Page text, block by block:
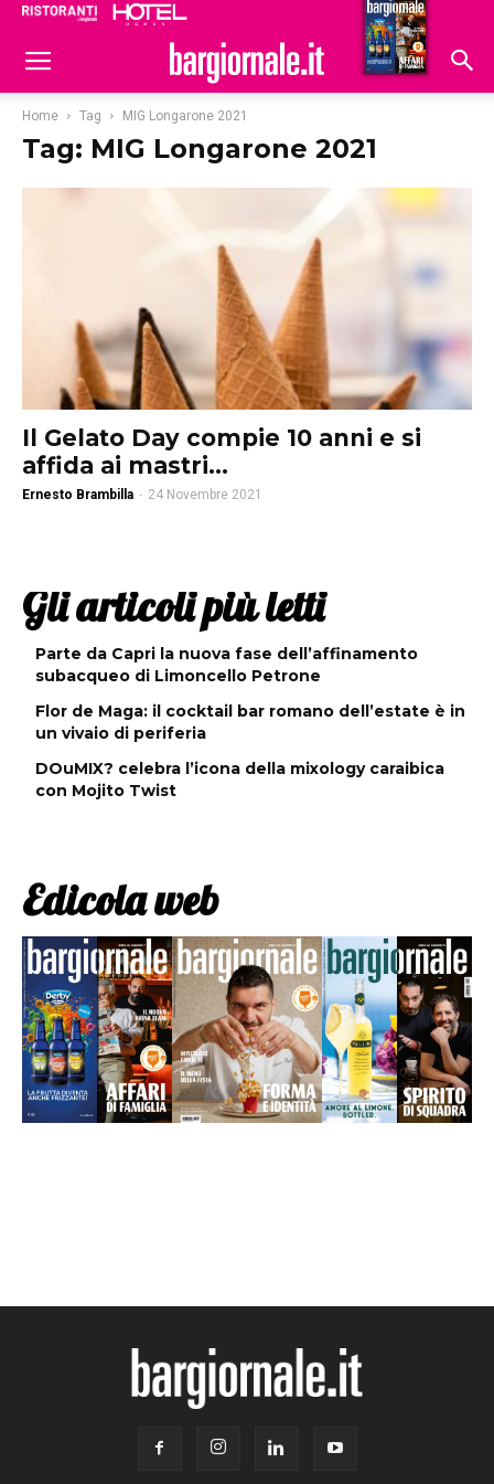
Hoteldomani
Home Tag MIG Longarone 2021
Tag: MIG Longarone 2021
Il Gelato Day compie 10 anni e si
affida ai mastri...
Ernesto Brambilla - 24 Novembre 2021
Gli articoli più letti
Parte da Capri la nuova fase dell’affinamento
subacqueo di Limoncello Petrone
Flor de Maga: il cocktail bar romano dell’estate è in
un vivaio di periferia
DOuMIX? celebra l’icona della mixology caraibica
con Mojito Twist
Edicola web